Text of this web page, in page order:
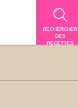
RECHERCHER
DES
RECETTES